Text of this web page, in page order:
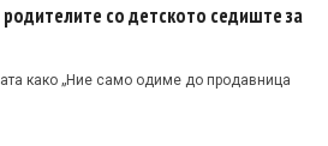
со детското седиште за
како „Ние само одиме до продавница